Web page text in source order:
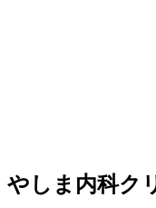
やしま内科ク